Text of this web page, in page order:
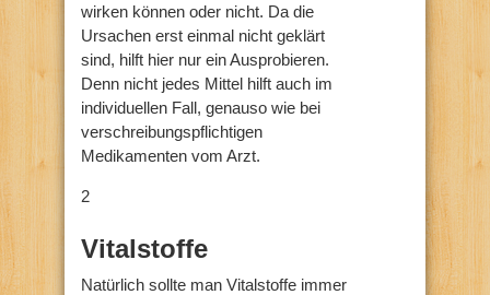
wirken können oder nicht. Da die
Ursachen erst einmal nicht geklärt
sind, hilft hier nur ein Ausprobieren.
Denn nicht jedes Mittel hilft auch im
individuellen Fall, genauso wie bei
verschreibungspflichtigen
Medikamenten vom Arzt.
2
Vitalstoffe
Natürlich sollte man Vitalstoffe immer